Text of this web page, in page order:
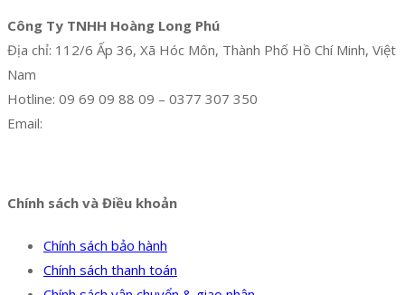
Công Ty TNHH Hoàng Long Phú
Địa chỉ: 112/6 Ấp 36, Xã Hóc Môn, Thành Phố Hồ Chí Minh, Việt
Nam
Hotline: 09 69 09 88 09 – 0377 307 350
Email:
Chính sách và Điều khoản
Chính sách bảo hành
Chính sách thanh toán